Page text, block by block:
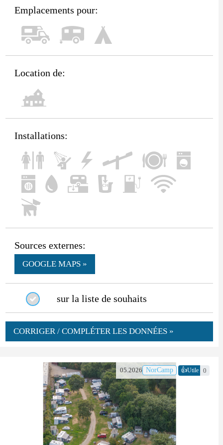
Emplacements pour:
Location de:
Installations:
Sources externes:
GOOGLE MAPS »
sur la liste de souhaits
CORRIGER / COMPLÉTER LES DONNÉES »
05.2026 NorCamp 👍Utile 0